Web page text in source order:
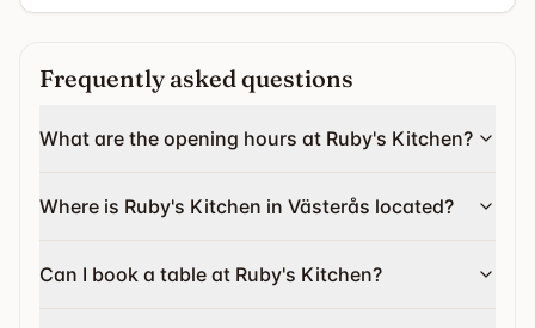
traditionella och genuina maträtter kommer att lyckas.
smakupplevelse.
Frequently asked questions
What are the opening hours at Ruby's Kitchen?
Where is Ruby's Kitchen in Västerås located?
Can I book a table at Ruby's Kitchen?